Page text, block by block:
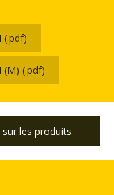
(.pdf)
(M) (.pdf)
les produits